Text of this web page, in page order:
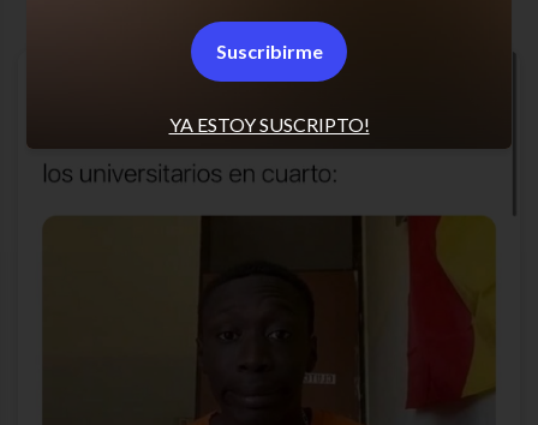
YA ESTOY SUSCRIPTO!
Suscribirme